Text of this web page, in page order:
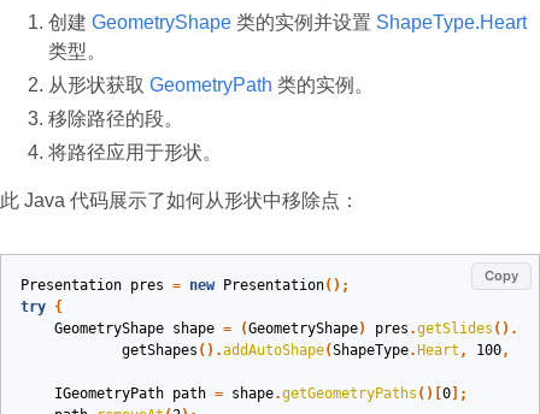
创建 GeometryShape 类的实例并设置 ShapeType.Heart
类型。
从形状获取 GeometryPath 类的实例。
移除路径的段。
将路径应用于形状。
此 Java 代码展示了如何从形状中移除点：
Copy
Presentation pres = new Presentation();
try {
GeometryShape shape = (GeometryShape) pres .getSlides ().
getShapes ().addAutoShape(ShapeType. Heart , 100,
IGeometryPath path = shape.getGeometryPaths ()[ 0 ];